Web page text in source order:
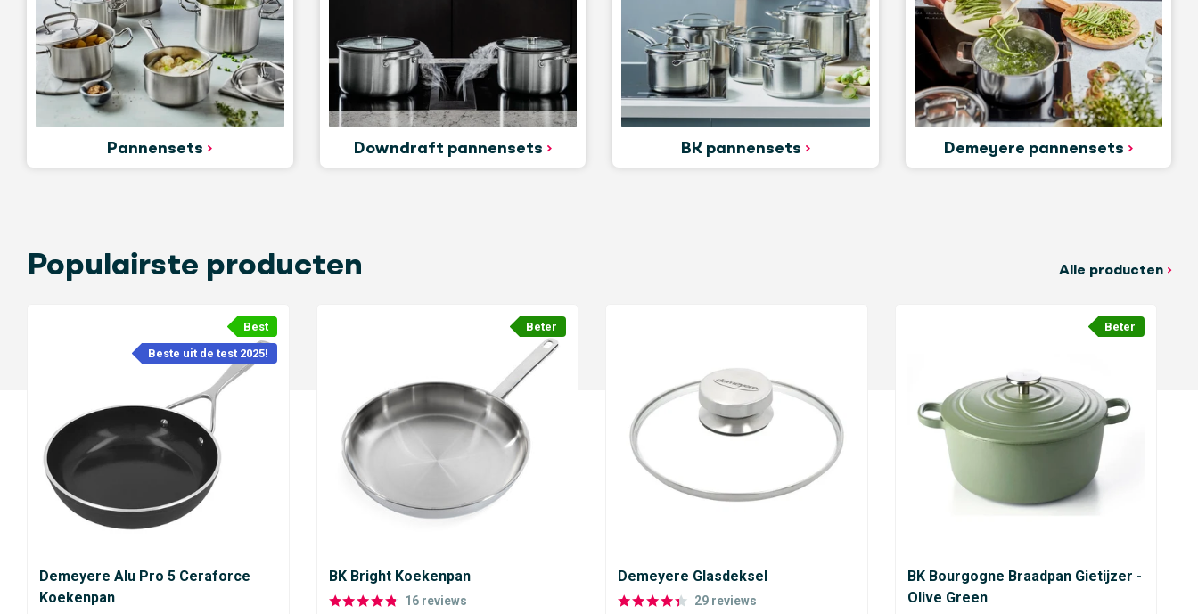
Pannensets Downdraft pannensets BK pannensets Demeyere pannensets
Populairste producten Alle producten
Best
Beste uit de test 2025!
Demeyere Alu Pro 5 Ceraforce
Koekenpan
Beter
BK Bright Koekenpan
16 reviews
Demeyere Glasdeksel
29 reviews
Beter
BK Bourgogne Braadpan Gietijzer -
Olive Green